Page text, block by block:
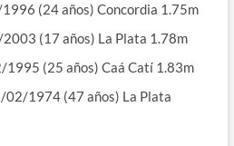
(24 años) Concordia 1.75m
(17 años) La Plata 1.78m
(25 años) Caá Catí 1.83m
02/1974 (47 años) La Plata